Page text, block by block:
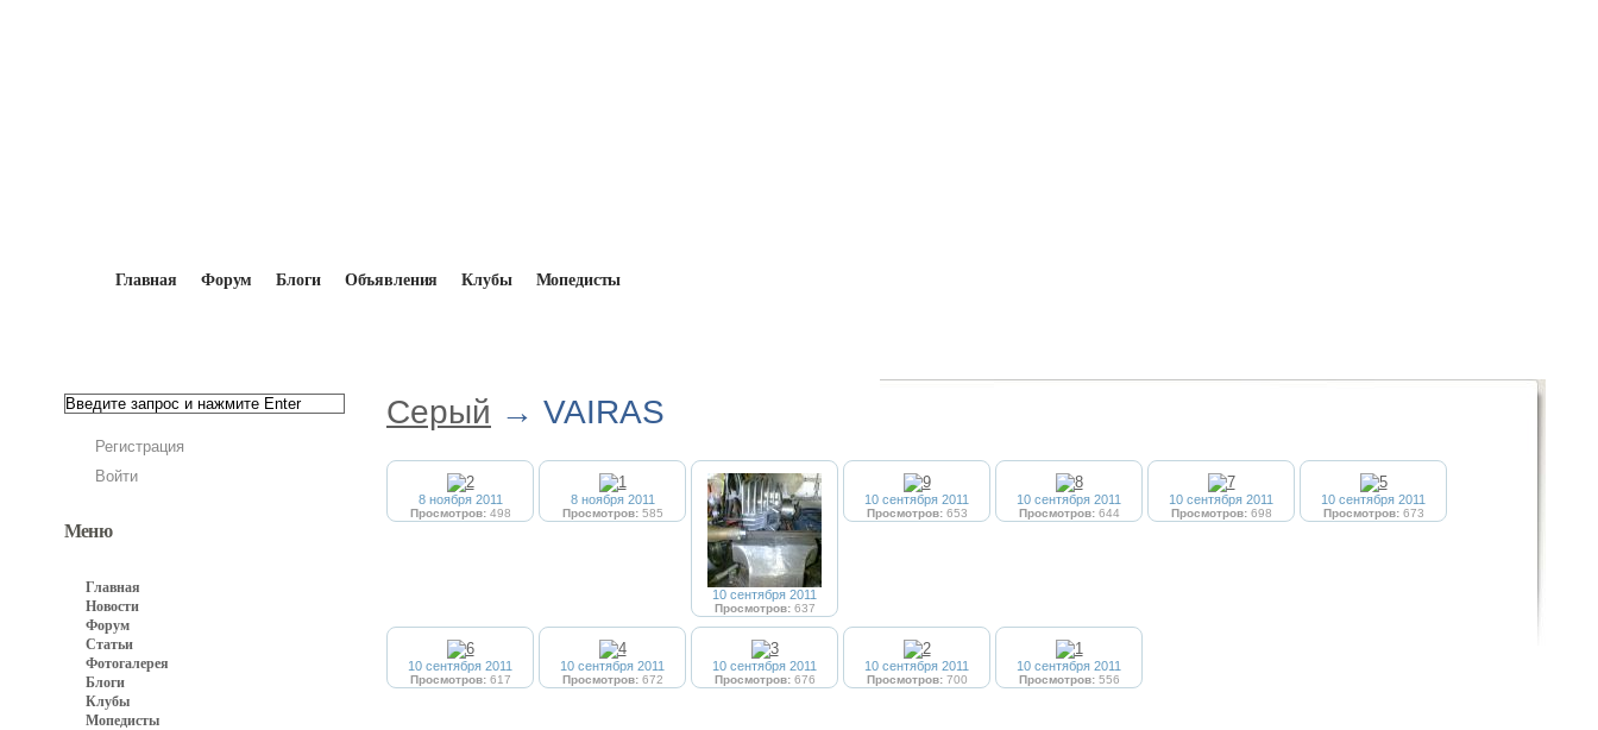
Главная Форум Блоги Объявления Клубы Мопедисты
Регистрация
Войти
Меню
Главная
Новости
Форум
Статьи
Фотогалерея
Блоги
Клубы
Мопедисты
Серый → VAIRAS
8 ноября 2011
Просмотров:498
8 ноября 2011
Просмотров:585
10 сентября 2011
Просмотров:637
10 сентября 2011
Просмотров:653
10 сентября 2011
Просмотров:644
10 сентября 2011
Просмотров:698
10 сентября 2011
Просмотров:673
10 сентября 2011
Просмотров:617
10 сентября 2011
Просмотров:672
10 сентября 2011
Просмотров:676
10 сентября 2011
Просмотров:700
10 сентября 2011
Просмотров:556